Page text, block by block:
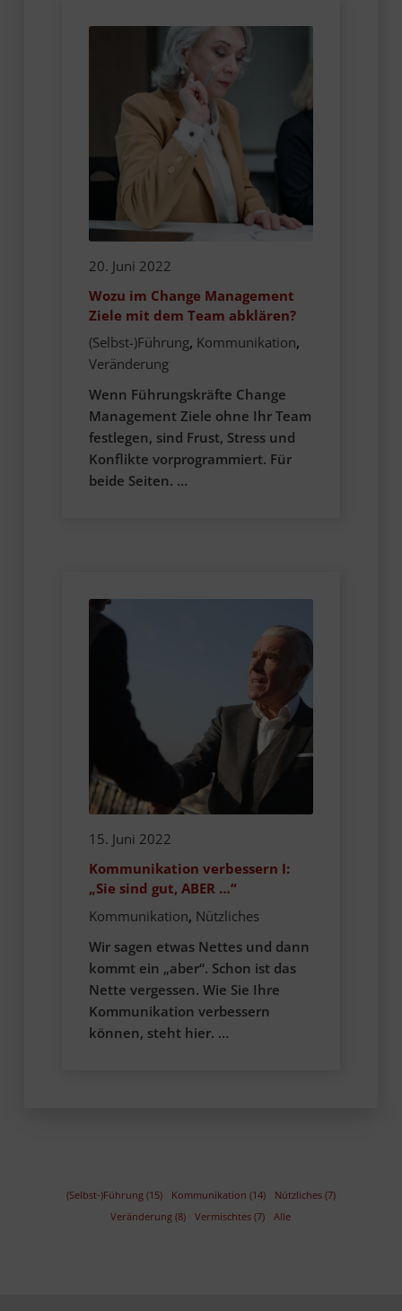
20. Juni 2022
Wozu im Change Management
Ziele mit dem Team abklären?
(Selbst-)Führung, Kommunikation,
Veränderung
Wenn Führungskräfte Change
Management Ziele ohne Ihr Team
festlegen, sind Frust, Stress und
Konflikte vorprogrammiert. Für
beide Seiten. …
15. Juni 2022
Kommunikation verbessern I:
„Sie sind gut, ABER …“
Kommunikation, Nützliches
Wir sagen etwas Nettes und dann
kommt ein „aber“. Schon ist das
Nette vergessen. Wie Sie Ihre
Kommunikation verbessern
können, steht hier. …
(Selbst-)Führung (15) Kommunikation (14)
Nützliches (7)
Veränderung (8)
Vermischtes (7) Alle